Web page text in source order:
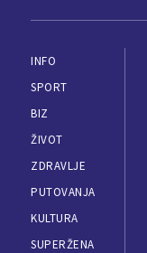
INFO
SPORT
BIZ
ŽIVOT
ZDRAVLJE
PUTOVANJA
KULTURA
SUPERŽENA